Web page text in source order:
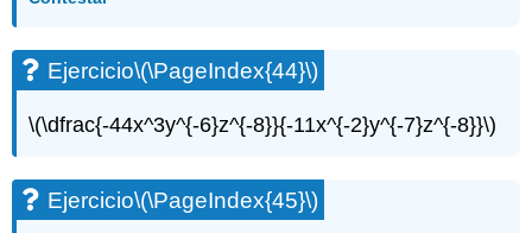
Ejercicio\(\PageIndex{44}\)
\(\dfrac{-44x^3y^{-6}z^{-8}}{-11x^{-2}y^{-7}z^{-8}}\)
Ejercicio\(\PageIndex{45}\)